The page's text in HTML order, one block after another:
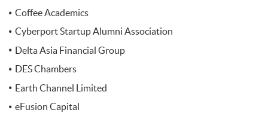
Coffee Academics
Cyberport Startup Alumni Association
Delta Asia Financial Group
DES Chambers
Earth Channel Limited
eFusion Capital